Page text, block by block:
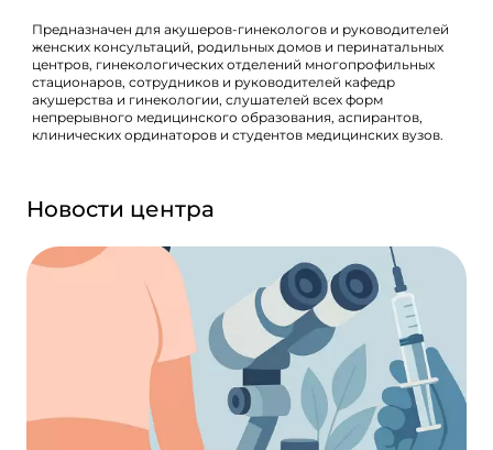
Предназначен для акушеров-гинекологов и руководителей
женских консультаций, родильных домов и перинатальных
центров, гинекологических отделений многопрофильных
стационаров, сотрудников и руководителей кафедр
акушерства и гинекологии, слушателей всех форм
непрерывного медицинского образования, аспирантов,
клинических ординаторов и студентов медицинских вузов.
Новости центра